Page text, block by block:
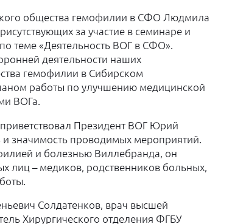
общества гемофилии в СФО Людмила
за участие в семинаре и
теме «Деятельность ВОГ в СФО».
деятельности наших
гемофилии в Сибирском
работы по улучшению медицинской
ВОГа.
Президент ВОГ Юрий
значимость проводимых мероприятий.
и болезнью Виллебранда, он
лиц – медиков, родственников больных,
Солдатенков, врач высшей
Хирургического отделения ФГБУ